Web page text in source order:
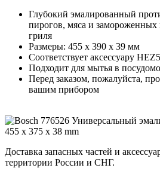
Глубокий эмалированный
пирогов, мяса и замороженных
гриля
Размеры: 455 х 390 х 39 мм
Соответствует аксессуару
Подходит для мытья в
Перед заказом, пожалуйста,
вашим прибором
Доставка запасных частей и
территории России и СНГ.